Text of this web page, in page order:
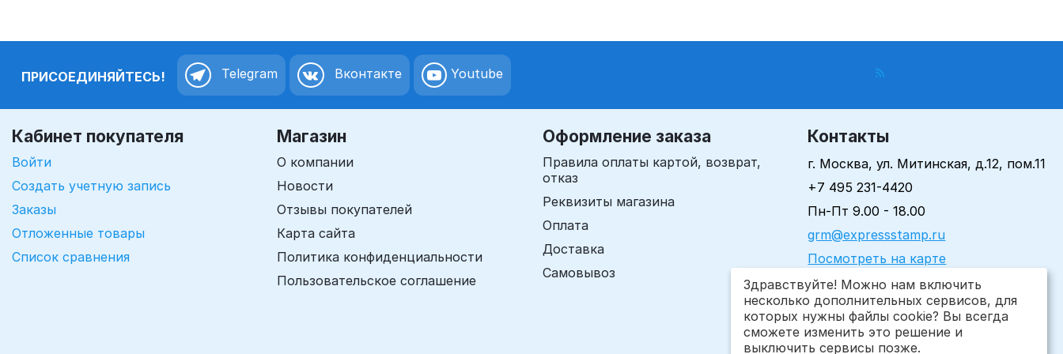
ПРИСОЕДИНЯЙТЕСЬ! Telegram Вконтакте Youtube
Кабинет покупателя
Войти
Создать учетную запись
Заказы
Отложенные товары
Список сравнения
Магазин
О компании
Новости
Отзывы покупателей
Карта сайта
Политика конфиденциальности
Пользовательское соглашение
Оформление заказа
Правила оплаты картой, возврат,
отказ
Реквизиты магазина
Оплата
Доставка
Самовывоз
Контакты
г. Москва, ул. Митинская, д.12, пом.11
+7 495 231-4420
Пн-Пт 9.00 - 18.00
grm@expressstamp.ru
Посмотреть на карте
Здравствуйте! Можно нам включить
несколько дополнительных сервисов, для
которых нужны файлы cookie? Вы всегда
сможете изменить это решение и
выключить сервисы позже.